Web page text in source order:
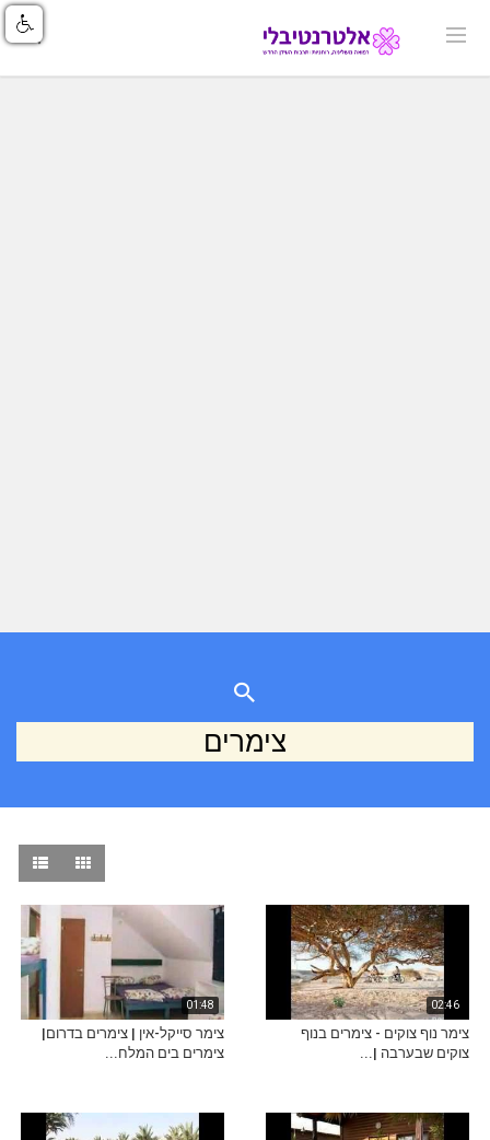
צימרים
02:46
צימר נוף צוקים - צימרים בנוף
צוקים שבערבה |...
01:48
צימר סייקל-אין | צימרים בדרום|
צימרים בים המלח...